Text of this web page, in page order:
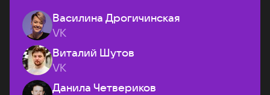
Василина Дрогичинская
VK
Виталий Шутов
VK
Данила Четвериков